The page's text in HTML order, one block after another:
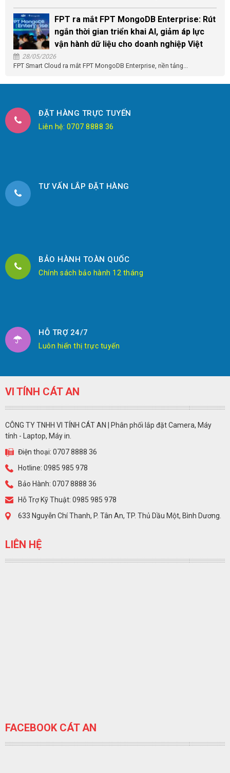
FPT ra mắt FPT MongoDB Enterprise: Rút
ngắn thời gian triển khai AI, giảm áp lực
vận hành dữ liệu cho doanh nghiệp Việt
28/05/2026
FPT Smart Cloud ra mắt FPT MongoDB Enterprise, nền tảng...
ĐẶT HÀNG TRỰC TUYẾN
Liên hệ: 0707 8888 36
TƯ VẤN LẮP ĐẶT HÀNG
BẢO HÀNH TOÀN QUỐC
Chính sách bảo hành 12 tháng
HỖ TRỢ 24/7
Luôn hiển thị trực tuyến
VI TÍNH CÁT AN
CÔNG TY TNHH VI TÍNH CÁT AN | Phân phối lắp đặt Camera, Máy
tính - Laptop, Máy in.
Điện thoại: 0707 8888 36
Hotline: 0985 985 978
Bảo Hành: 0707 8888 36
Hỗ Trợ Kỹ Thuật: 0985 985 978
633 Nguyễn Chí Thanh, P. Tân An, TP. Thủ Dầu Một, Bình Dương.
LIÊN HỆ
FACEBOOK CÁT AN